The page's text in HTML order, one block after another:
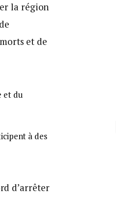
la région
et de
et du
à des
d’arrêter